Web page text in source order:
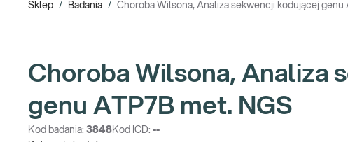
Sklep / Badania / Choroba Wilsona, Analiza sekwencji kodującej genu
Choroba Wilsona, Analiza
genu ATP7B met. NGS
Kod badania: 3848Kod ICD: --